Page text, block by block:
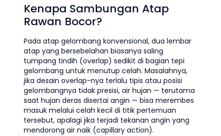
Kenapa Sambungan Atap
Rawan Bocor?
Pada atap gelombang konvensional, dua lembar
atap yang bersebelahan biasanya saling
tumpang tindih (overlap) sedikit di bagian tepi
gelombang untuk menutup celah. Masalahnya,
jika desain overlap-nya terlalu tipis atau posisi
gelombangnya tidak presisi, air hujan — terutama
saat hujan deras disertai angin — bisa merembes
masuk melalui celah kecil di titik pertemuan
tersebut, apalagi jika terjadi tekanan angin yang
mendorong air naik (capillary action).